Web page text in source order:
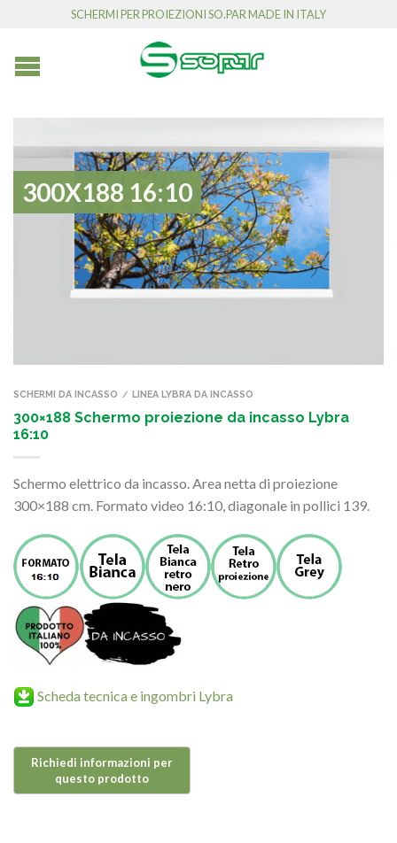
SCHERMI PER PROIEZIONI SO.PAR MADE IN ITALY
300X188 16:10
SCHERMI DA INCASSO / LINEA LYBRA DA INCASSO
300×188 Schermo proiezione da incasso Lybra
16:10
Schermo elettrico da incasso. Area netta di proiezione
300×188 cm. Formato video 16:10, diagonale in pollici 139.
Scheda tecnica e ingombri Lybra